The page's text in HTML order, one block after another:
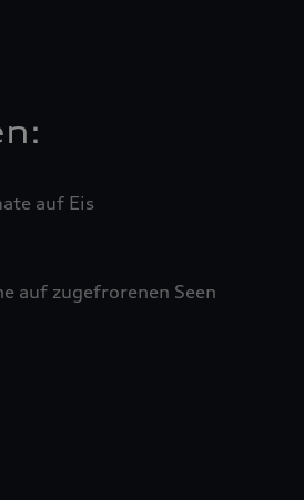
auf Eis
auf zugefrorenen Seen